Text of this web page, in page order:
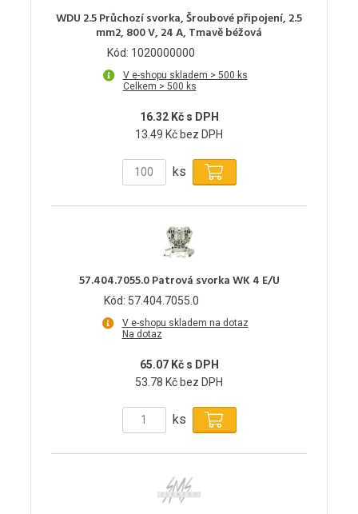
WDU 2.5 Průchozí svorka, Šroubové připojení, 2.5
mm2, 800 V, 24 A, Tmavě béžová
Kód: 1020000000
V e-shopu skladem > 500 ks
Celkem > 500 ks
16.32 Kč s DPH
13.49 Kč bez DPH
ks
57.404.7055.0 Patrová svorka WK 4 E/U
Kód: 57.404.7055.0
V e-shopu skladem na dotaz
Na dotaz
65.07 Kč s DPH
53.78 Kč bez DPH
ks